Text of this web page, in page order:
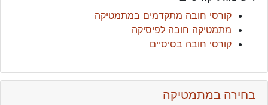
קורסי חובה מתקדמים במתמטיקה
מתמטיקה חובה לפיסיקה
קורסי חובה בסיסיים
בחירה במתמטיקה